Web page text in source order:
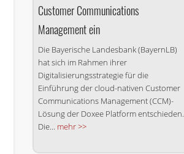
Customer Communications
Management ein
Die Bayerische Landesbank (BayernLB)
hat sich im Rahmen ihrer
Digitalisierungsstrategie für die
Einführung der cloud-nativen Customer
Communications Management (CCM)-
Lösung der Doxee Platform entschieden.
Die... mehr >>